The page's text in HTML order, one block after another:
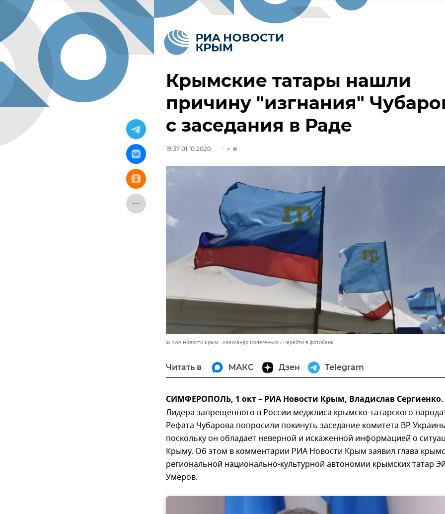
Крымские татары нашли
причину "изгнания"
с заседания в Раде
19:37 01.10.2020
© РИА Новости Крым . Александр Полегенько Перейти в фотобанк
Читать в МАКС Дзен Telegram
СИМФЕРОПОЛЬ, 1 окт – РИА Новости Крым, Владислав Сергиенко.
Лидера запрещенного в России меджлиса крымско-татарского
Рефата Чубарова попросили покинуть заседание комитета ВР
поскольку он обладает неверной и искаженной информацией о
Крыму. Об этом в комментарии РИА Новости Крым заявил глава
региональной национально-культурной автономии крымских татар
Умеров.